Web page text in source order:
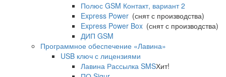
Полюс GSM Контакт, вариант 2
Express Power (снят с производства)
Express Power Box (снят с производства)
ДИП GSM
Программное обеспечение «Лавина»
USB ключ с лицензиями
Лавина Рассылка SMSХит!